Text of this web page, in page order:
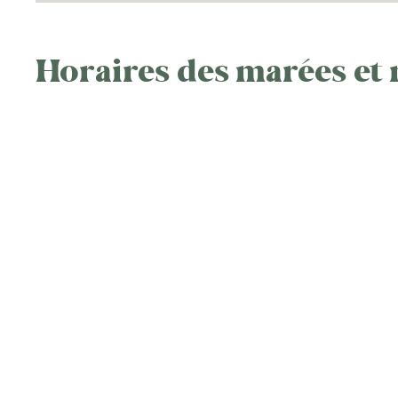
Horaires des marées et